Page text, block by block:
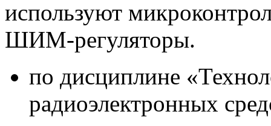
используют
ШИМ-регуляторы.
по дисциплине
радиоэлектронных